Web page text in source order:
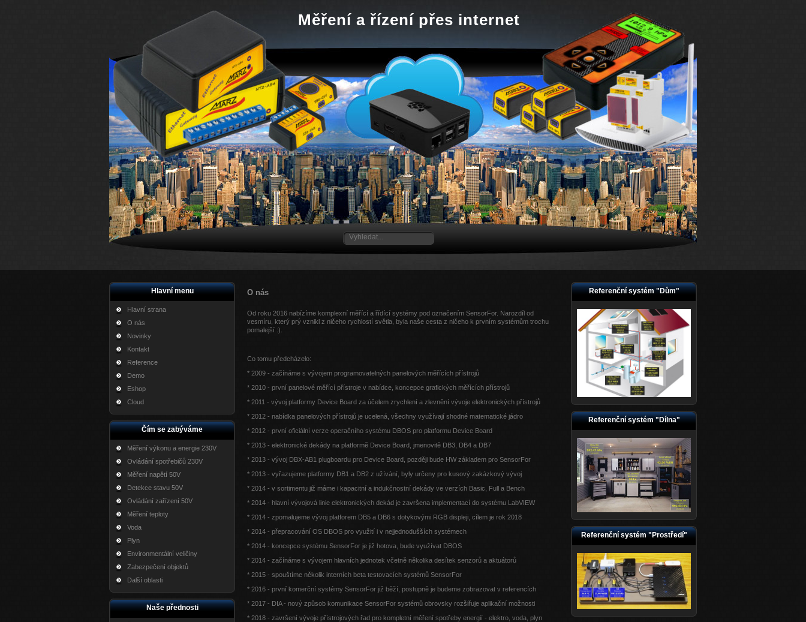
Měření a řízení přes internet
Hlavní menu
Hlavní strana
O nás
Novinky
Kontakt
Reference
Demo
Eshop
Cloud
Čím se zabýváme
Měření výkonu a energie 230V
Ovládání spotřebičů 230V
Měření napětí 50V
Detekce stavu 50V
Ovládání zařízení 50V
Měření teploty
Voda
Plyn
Environmentální veličiny
Zabezpečení objektů
Další oblasti
Naše přednosti
O nás
Od roku 2016 nabízíme komplexní měřící a řídící systémy pod označením SensorFor. Narozdíl od
vesmíru, který prý vznikl z ničeho rychlostí světla, byla naše cesta z ničeho k prvním systémům trochu
pomalejší :).
Co tomu předcházelo:
* 2009 - začínáme s vývojem programovatelných panelových měřících přístrojů
* 2010 - první panelové měřící přístroje v nabídce, koncepce grafických měřících přístrojů
* 2011 - vývoj platformy Device Board za účelem zrychlení a zlevnění vývoje elektronických přístrojů
* 2012 - nabídka panelových přístrojů je ucelená, všechny využívají shodné matematické jádro
* 2012 - první oficiální verze operačního systému DBOS pro platformu Device Board
* 2013 - elektronické dekády na platformě Device Board, jmenovitě DB3, DB4 a DB7
* 2013 - vývoj DBX-AB1 plugboardu pro Device Board, později bude HW základem pro SensorFor
* 2013 - vyřazujeme platformy DB1 a DB2 z užívání, byly určeny pro kusový zakázkový vývoj
* 2014 - v sortimentu již máme i kapacitní a indukčnostní dekády ve verzích Basic, Full a Bench
* 2014 - hlavní vývojová linie elektronických dekád je završena implementací do systému LabVIEW
* 2014 - zpomalujeme vývoj platforem DB5 a DB6 s dotykovými RGB displeji, cílem je rok 2018
* 2014 - přepracování OS DBOS pro využití i v nejjednodušších systémech
* 2014 - koncepce systému SensorFor je již hotova, bude využívat DBOS
* 2014 - začínáme s vývojem hlavních jednotek včetně několika desítek senzorů a aktuátorů
* 2015 - spouštíme několik interních beta testovacích systémů SensorFor
* 2016 - první komerční systémy SensorFor již běží, postupně je budeme zobrazovat v referencích
* 2017 - DIA - nový způsob komunikace SensorFor systémů obrovsky rozšiřuje aplikační možnosti
* 2018 - završení vývoje přístrojových řad pro kompletní měření spotřeby energií - elektro, voda, plyn
Referenční systém "Dům"
Referenční systém "Dílna"
Referenční systém "Prostředí"